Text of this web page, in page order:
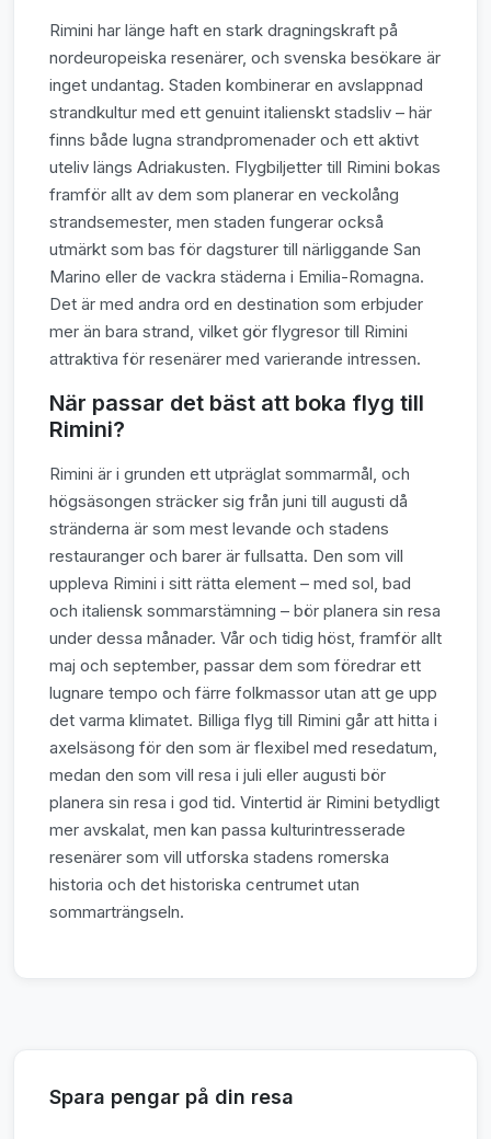
Rimini har länge haft en stark dragningskraft på
nordeuropeiska resenärer, och svenska besökare är
inget undantag. Staden kombinerar en avslappnad
strandkultur med ett genuint italienskt stadsliv – här
finns både lugna strandpromenader och ett aktivt
uteliv längs Adriakusten. Flygbiljetter till Rimini bokas
framför allt av dem som planerar en veckolång
strandsemester, men staden fungerar också
utmärkt som bas för dagsturer till närliggande San
Marino eller de vackra städerna i Emilia-Romagna.
Det är med andra ord en destination som erbjuder
mer än bara strand, vilket gör flygresor till Rimini
attraktiva för resenärer med varierande intressen.
När passar det bäst att boka flyg till
Rimini?
Rimini är i grunden ett utpräglat sommarmål, och
högsäsongen sträcker sig från juni till augusti då
stränderna är som mest levande och stadens
restauranger och barer är fullsatta. Den som vill
uppleva Rimini i sitt rätta element – med sol, bad
och italiensk sommarstämning – bör planera sin resa
under dessa månader. Vår och tidig höst, framför allt
maj och september, passar dem som föredrar ett
lugnare tempo och färre folkmassor utan att ge upp
det varma klimatet. Billiga flyg till Rimini går att hitta i
axelsäsong för den som är flexibel med resedatum,
medan den som vill resa i juli eller augusti bör
planera sin resa i god tid. Vintertid är Rimini betydligt
mer avskalat, men kan passa kulturintresserade
resenärer som vill utforska stadens romerska
historia och det historiska centrumet utan
sommarträngseln.
Spara pengar på din resa